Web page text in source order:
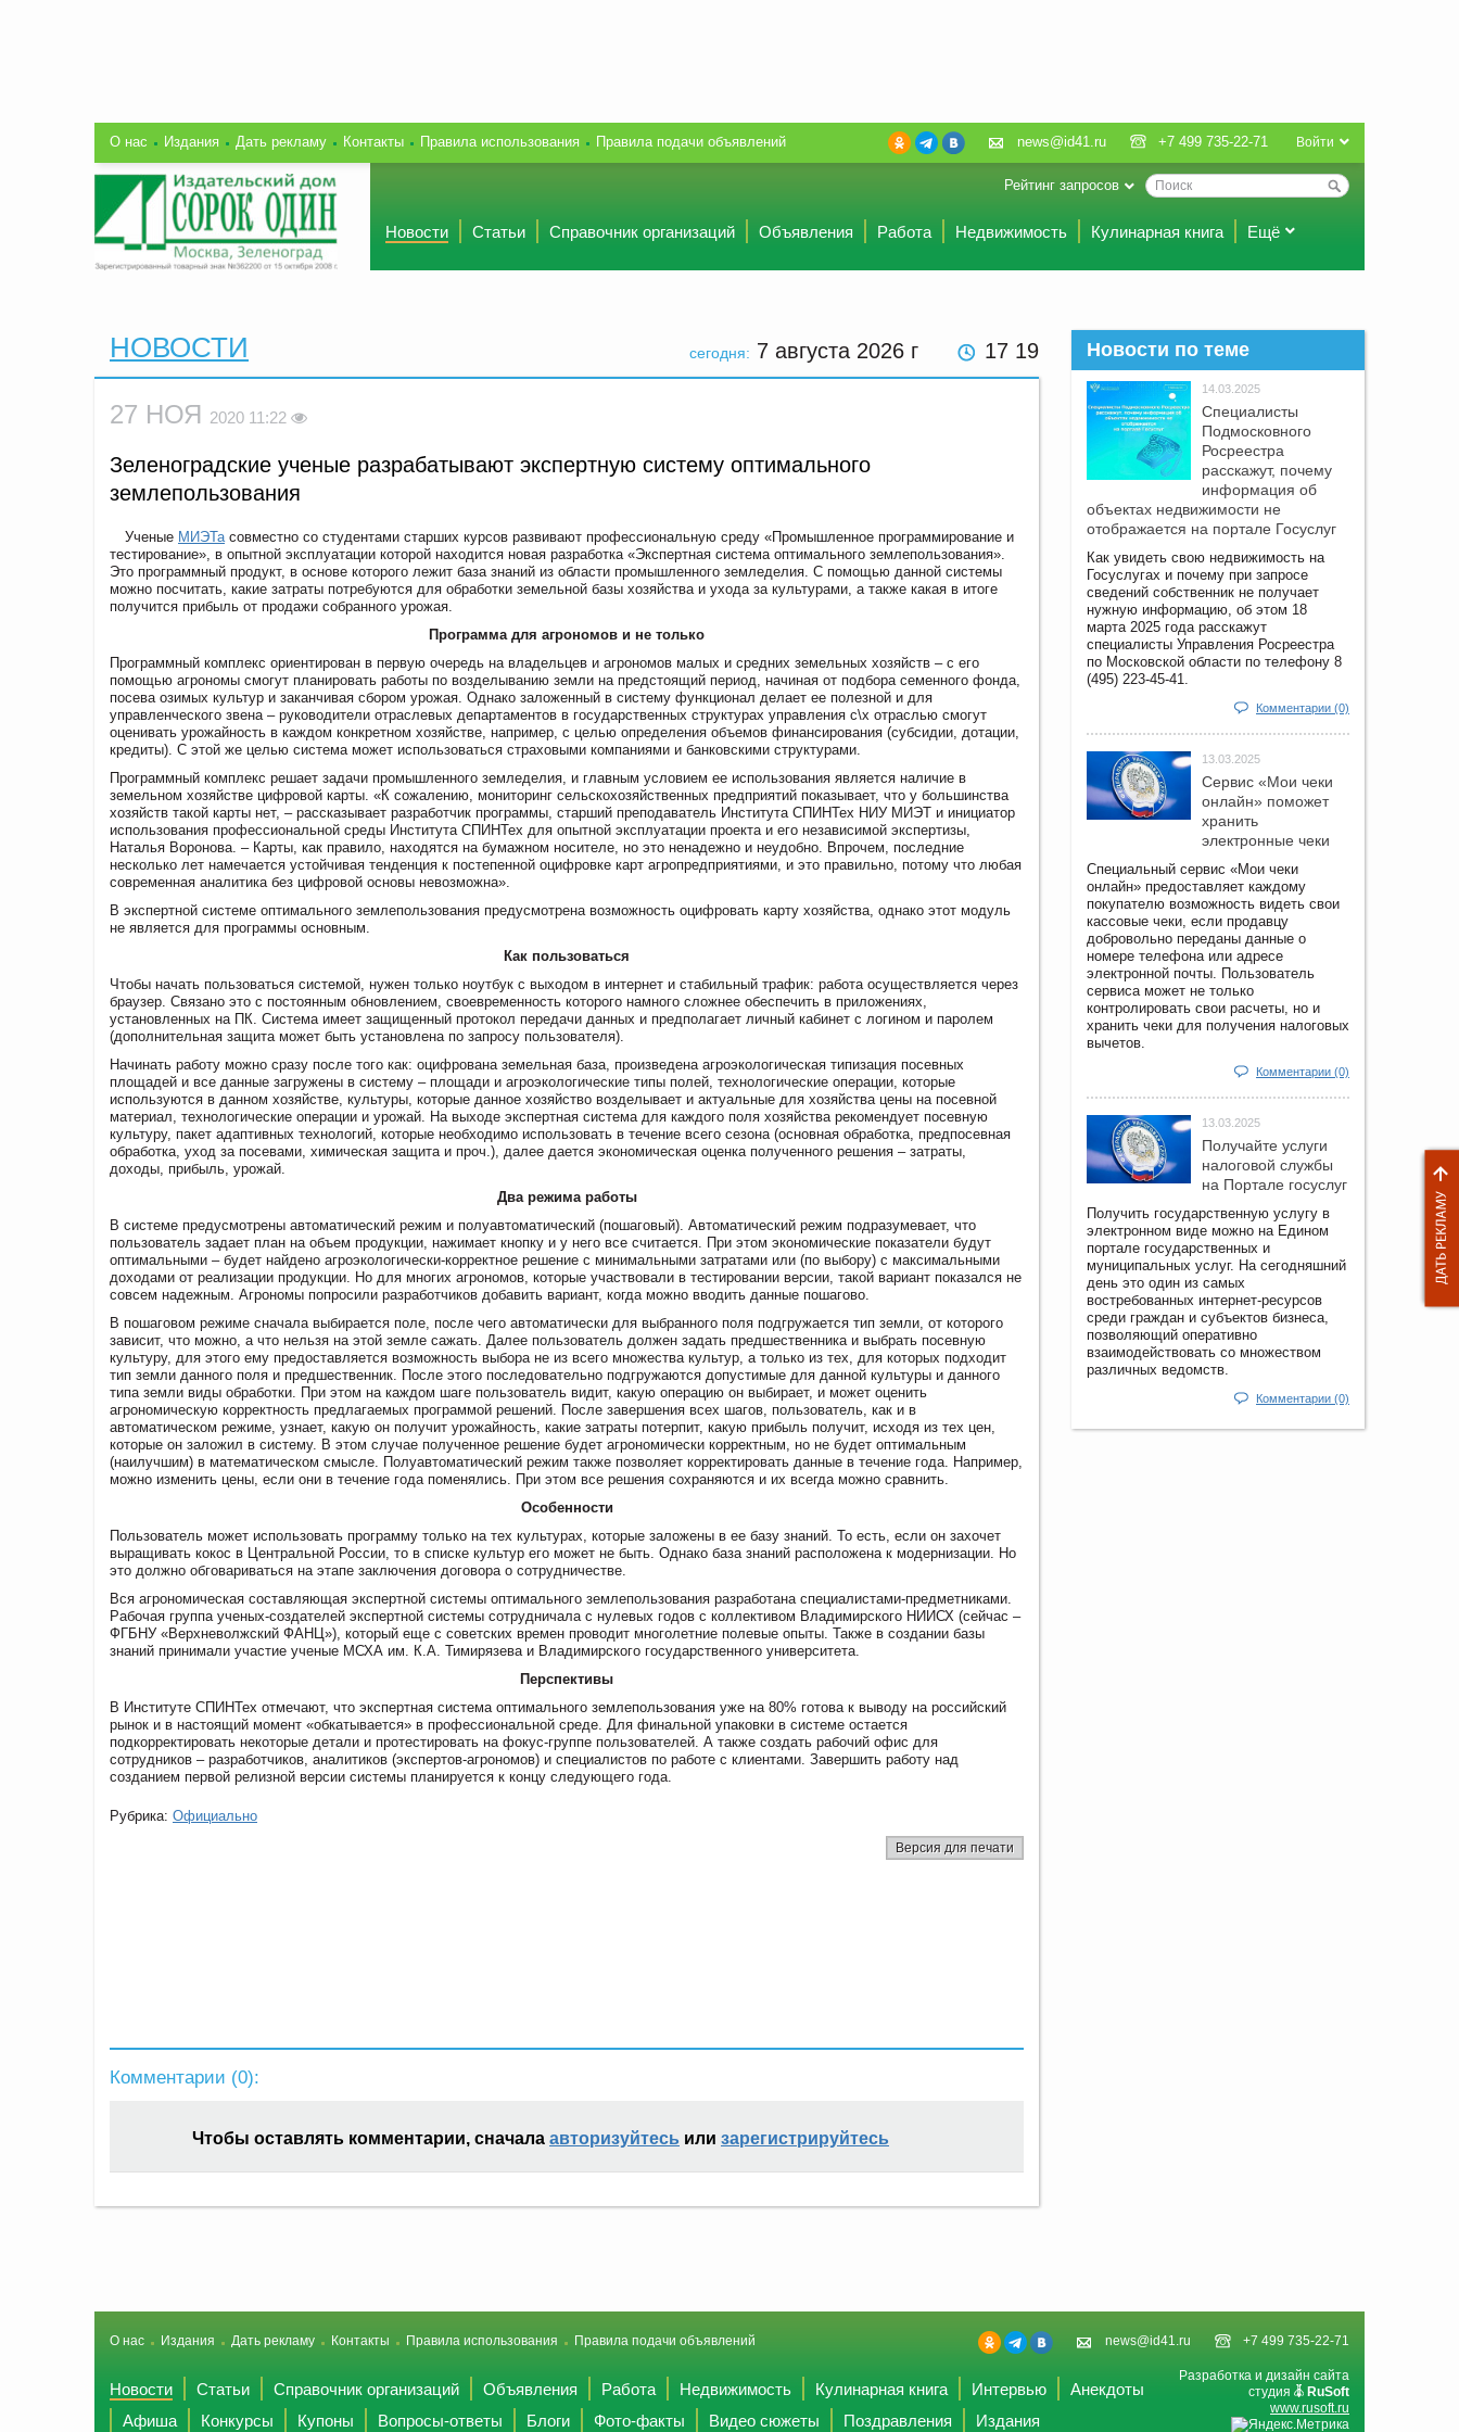
О нас Издания Дать рекламу Контакты Правила использования Правила подачи объявлений Войти
news@id41.ru +7 499 735-22-71
Рейтинг запросов
Новости Статьи Справочник организаций Объявления Работа Недвижимость Кулинарная книга Ещё
сегодня: 7 августа 2026 г 17 19
НОВОСТИ
27 НОЯ 2020 11:22
Зеленоградские ученые разрабатывают экспертную систему оптимального
землепользования
Ученые МИЭТа совместно со студентами старших курсов развивают профессиональную среду «Промышленное программирование и
тестирование», в опытной эксплуатации которой находится новая разработка «Экспертная система оптимального землепользования».
Это программный продукт, в основе которого лежит база знаний из области промышленного земледелия. С помощью данной системы
можно посчитать, какие затраты потребуются для обработки земельной базы хозяйства и ухода за культурами, а также какая в итоге
получится прибыль от продажи собранного урожая.
Программа для агрономов и не только
Программный комплекс ориентирован в первую очередь на владельцев и агрономов малых и средних земельных хозяйств – с его
помощью агрономы смогут планировать работы по возделыванию земли на предстоящий период, начиная от подбора семенного фонда,
посева озимых культур и заканчивая сбором урожая. Однако заложенный в систему функционал делает ее полезной и для
управленческого звена – руководители отраслевых департаментов в государственных структурах управления с\х отраслью смогут
оценивать урожайность в каждом конкретном хозяйстве, например, с целью определения объемов финансирования (субсидии, дотации,
кредиты). С этой же целью система может использоваться страховыми компаниями и банковскими структурами.
Программный комплекс решает задачи промышленного земледелия, и главным условием ее использования является наличие в
земельном хозяйстве цифровой карты. «К сожалению, мониторинг сельскохозяйственных предприятий показывает, что у большинства
хозяйств такой карты нет, – рассказывает разработчик программы, старший преподаватель Института СПИНТех НИУ МИЭТ и инициатор
использования профессиональной среды Института СПИНТех для опытной эксплуатации проекта и его независимой экспертизы,
Наталья Воронова. – Карты, как правило, находятся на бумажном носителе, но это ненадежно и неудобно. Впрочем, последние
несколько лет намечается устойчивая тенденция к постепенной оцифровке карт агропредприятиями, и это правильно, потому что любая
современная аналитика без цифровой основы невозможна».
В экспертной системе оптимального землепользования предусмотрена возможность оцифровать карту хозяйства, однако этот модуль
не является для программы основным.
Как пользоваться
Чтобы начать пользоваться системой, нужен только ноутбук с выходом в интернет и стабильный трафик: работа осуществляется через
браузер. Связано это с постоянным обновлением, своевременность которого намного сложнее обеспечить в приложениях,
установленных на ПК. Система имеет защищенный протокол передачи данных и предполагает личный кабинет с логином и паролем
(дополнительная защита может быть установлена по запросу пользователя).
Начинать работу можно сразу после того как: оцифрована земельная база, произведена агроэкологическая типизация посевных
площадей и все данные загружены в систему – площади и агроэкологические типы полей, технологические операции, которые
используются в данном хозяйстве, культуры, которые данное хозяйство возделывает и актуальные для хозяйства цены на посевной
материал, технологические операции и урожай. На выходе экспертная система для каждого поля хозяйства рекомендует посевную
культуру, пакет адаптивных технологий, которые необходимо использовать в течение всего сезона (основная обработка, предпосевная
обработка, уход за посевами, химическая защита и проч.), далее дается экономическая оценка полученного решения – затраты,
доходы, прибыль, урожай.
Два режима работы
В системе предусмотрены автоматический режим и полуавтоматический (пошаговый). Автоматический режим подразумевает, что
пользователь задает план на объем продукции, нажимает кнопку и у него все считается. При этом экономические показатели будут
оптимальными – будет найдено агроэкологически-корректное решение с минимальными затратами или (по выбору) с максимальными
доходами от реализации продукции. Но для многих агрономов, которые участвовали в тестировании версии, такой вариант показался не
совсем надежным. Агрономы попросили разработчиков добавить вариант, когда можно вводить данные пошагово.
В пошаговом режиме сначала выбирается поле, после чего автоматически для выбранного поля подгружается тип земли, от которого
зависит, что можно, а что нельзя на этой земле сажать. Далее пользователь должен задать предшественника и выбрать посевную
культуру, для этого ему предоставляется возможность выбора не из всего множества культур, а только из тех, для которых подходит
тип земли данного поля и предшественник. После этого последовательно подгружаются допустимые для данной культуры и данного
типа земли виды обработки. При этом на каждом шаге пользователь видит, какую операцию он выбирает, и может оценить
агрономическую корректность предлагаемых программой решений. После завершения всех шагов, пользователь, как и в
автоматическом режиме, узнает, какую он получит урожайность, какие затраты потерпит, какую прибыль получит, исходя из тех цен,
которые он заложил в систему. В этом случае полученное решение будет агрономически корректным, но не будет оптимальным
(наилучшим) в математическом смысле. Полуавтоматический режим также позволяет корректировать данные в течение года. Например,
можно изменить цены, если они в течение года поменялись. При этом все решения сохраняются и их всегда можно сравнить.
Особенности
Пользователь может использовать программу только на тех культурах, которые заложены в ее базу знаний. То есть, если он захочет
выращивать кокос в Центральной России, то в списке культур его может не быть. Однако база знаний расположена к модернизации. Но
это должно обговариваться на этапе заключения договора о сотрудничестве.
Вся агрономическая составляющая экспертной системы оптимального землепользования разработана специалистами-предметниками.
Рабочая группа ученых-создателей экспертной системы сотрудничала с нулевых годов с коллективом Владимирского НИИСХ (сейчас –
ФГБНУ «Верхневолжский ФАНЦ»), который еще с советских времен проводит многолетние полевые опыты. Также в создании базы
знаний принимали участие ученые МСХА им. К.А. Тимирязева и Владимирского государственного университета.
Перспективы
В Институте СПИНТех отмечают, что экспертная система оптимального землепользования уже на 80% готова к выводу на российский
рынок и в настоящий момент «обкатывается» в профессиональной среде. Для финальной упаковки в системе остается
подкорректировать некоторые детали и протестировать на фокус-группе пользователей. А также создать рабочий офис для
сотрудников – разработчиков, аналитиков (экспертов-агрономов) и специалистов по работе с клиентами. Завершить работу над
созданием первой релизной версии системы планируется к концу следующего года.
Рубрика: Официально
Версия для печати
Комментарии (0):
Чтобы оставлять комментарии, сначала авторизуйтесь или зарегистрируйтесь
Новости по теме
14.03.2025
Специалисты
Подмосковного
Росреестра
расскажут, почему
информация об
объектах недвижимости не
отображается на портале Госуслуг
Как увидеть свою недвижимость на
Госуслугах и почему при запросе
сведений собственник не получает
нужную информацию, об этом 18
марта 2025 года расскажут
специалисты Управления Росреестра
по Московской области по телефону 8
(495) 223-45-41.
Комментарии (0)
13.03.2025
Сервис «Мои чеки
онлайн» поможет
хранить
электронные чеки
Специальный сервис «Мои чеки
онлайн» предоставляет каждому
покупателю возможность видеть свои
кассовые чеки, если продавцу
добровольно переданы данные о
номере телефона или адресе
электронной почты. Пользователь
сервиса может не только
контролировать свои расчеты, но и
хранить чеки для получения налоговых
вычетов.
Комментарии (0)
13.03.2025
Получайте услуги
налоговой службы
на Портале госyслуг
Получить государственную услугу в
электронном виде можно на Едином
портале государственных и
муниципальных услуг. На сегодняшний
день это один из самых
востребованных интернет-ресурсов
среди граждан и субъектов бизнеса,
позволяющий оперативно
взаимодействовать со множеством
различных ведомств.
Комментарии (0)
news@id41.ru +7 499 735-22-71
О нас Издания Дать рекламу Контакты Правила использования Правила подачи объявлений
Разработка и дизайн сайта
студия
RuSoft
www.rusoft.ru
Новости Статьи Справочник организаций Объявления Работа Недвижимость Кулинарная книга Интервью
Анекдоты
Афиша
Конкурсы Купоны Вопросы-ответы Блоги Фото-факты Видео сюжеты Поздравления Издания